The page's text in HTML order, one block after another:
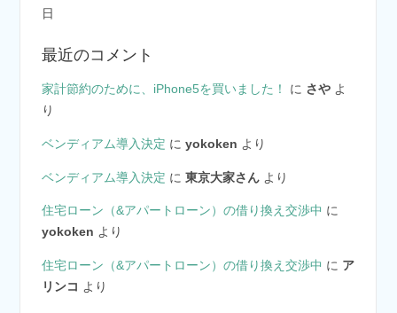
日
最近のコメント
家計節約のために、iPhone5を買いました！ に さやよ
り
ベンディアム導入決定 に yokoken より
ベンディアム導入決定 に 東京大家さんより
住宅ローン（&アパートローン）の借り換え交渉中 に
yokoken より
住宅ローン（&アパートローン）の借り換え交渉中 に ア
リンコ より